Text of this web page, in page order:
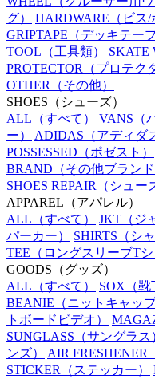
グ）
HARDWARE （ビス/
GRIPTAPE （デッキテープ
TOOL （工具類） SKATE
PROTECTOR （プロテク
OTHER （その他）
SHOES （シューズ）
ALL （すべて） VANS （
ー）
ADIDAS （アディダ
POSSESSED （ポゼスト）
BRAND （その他ブランド
SHOES REPAIR （シュー
APPAREL （アパレル）
ALL （すべて） JKT （ジ
パーカー）
SHIRTS （シ
TEE （ロングスリーブTシ
GOODS （グッズ）
ALL （すべて） SOX （靴
BEANIE （ニットキャップ
トボードビデオ）
SUNGLASS （サングラス
ンズ）
AIR FRESHENER
STICKER （ステッカー）